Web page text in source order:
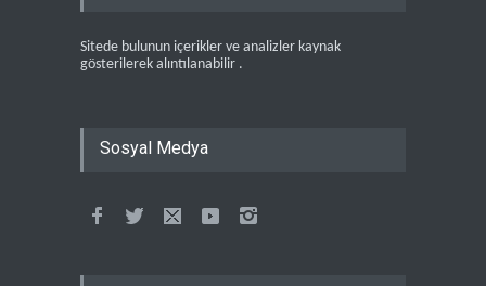
Sitede bulunun içerikler ve analizler kaynak
gösterilerek alıntılanabilir .
Sosyal Medya